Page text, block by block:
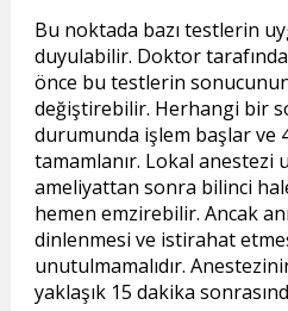
Bu noktada bazı testlerin
duyulabilir. Doktor
önce bu testlerin
değiştirebilir. Herhangi bir
durumunda işlem başlar ve
tamamlanır. Lokal anestezi
ameliyattan sonra bilinci
hemen emzirebilir. Ancak
dinlenmesi ve istirahat
unutulmamalıdır.
yaklaşık 15 dakika